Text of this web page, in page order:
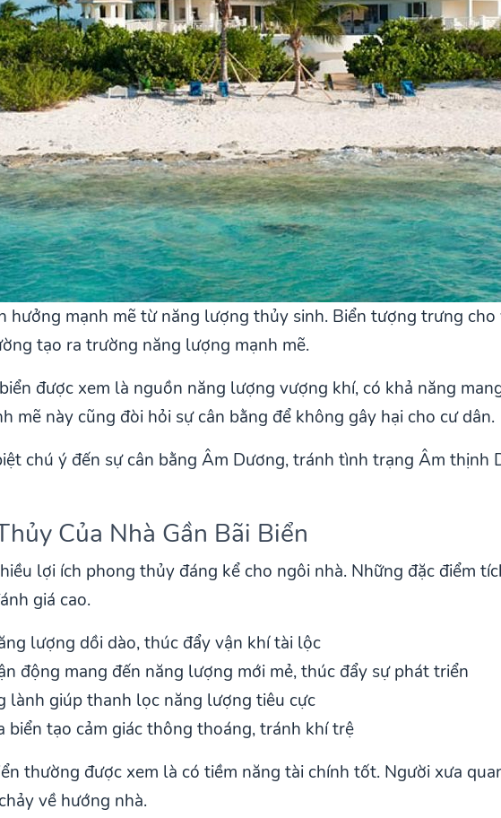
hưởng mạnh mẽ từ năng lượng thủy sinh. Biển tượng trưng
tạo ra trường năng lượng mạnh mẽ.
được xem là nguồn năng lượng vượng khí, có khả năng
mẽ này cũng đòi hỏi sự cân bằng để không gây hại cho cư dân.
chú ý đến sự cân bằng Âm Dương, tránh tình trạng Âm thịnh
Của Nhà Gần Bãi Biển
lợi ích phong thủy đáng kể cho ngôi nhà. Những đặc điểm
giá cao.
lượng dồi dào, thúc đẩy vận khí tài lộc
động mang đến năng lượng mới mẻ, thúc đẩy sự phát triển
lành giúp thanh lọc năng lượng tiêu cực
biển tạo cảm giác thông thoáng, tránh khí trệ
thường được xem là có tiềm năng tài chính tốt. Người xưa
về hướng nhà.